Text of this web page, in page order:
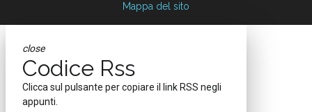
Mappa del sito
close
Codice Rss
Clicca sul pulsante per copiare il link RSS negli
appunti.